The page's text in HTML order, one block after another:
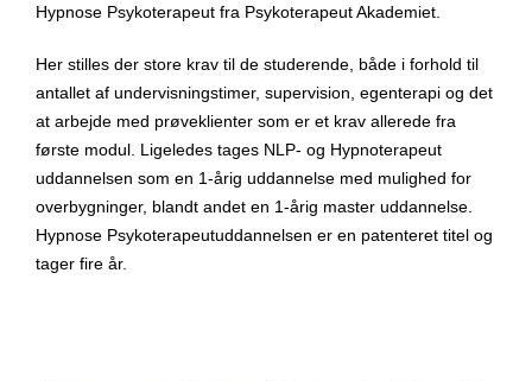
Hypnose Psykoterapeut fra Psykoterapeut Akademiet.
Her stilles der store krav til de studerende, både i forhold til
antallet af undervisningstimer, supervision, egenterapi og det
at arbejde med prøveklienter som er et krav allerede fra
første modul. Ligeledes tages NLP- og Hypnoterapeut
uddannelsen som en 1-årig uddannelse med mulighed for
overbygninger, blandt andet en 1-årig master uddannelse.
Hypnose Psykoterapeutuddannelsen er en patenteret titel og
tager fire år.